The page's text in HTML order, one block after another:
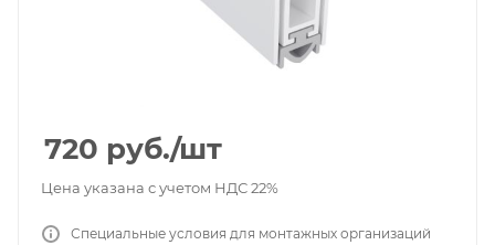
720 руб./шт
Цена указана с учетом НДС 22%
Специальные условия для монтажных организаций